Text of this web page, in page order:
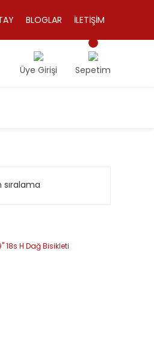
BLOGLAR İLETİŞİM
Üye Girişi Sepetim